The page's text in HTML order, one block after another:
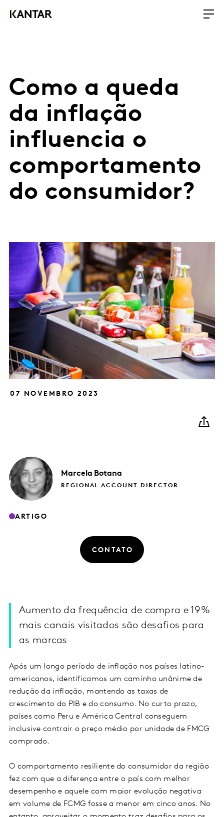
Como a queda
da inflação
influencia o
comportamento
do consumidor?
07 NOVEMBRO 2023
Marcela Botana
REGIONAL ACCOUNT DIRECTOR
ARTIGO
CONTATO
Aumento da frequência de compra e 19%
mais canais visitados são desafios para
as marcas
Após um longo período de inflação nos países latino-
americanos, identificamos um caminho unânime de
redução da inflação, mantendo as taxas de
crescimento do PIB e do consumo. No curto prazo,
países como Peru e América Central conseguem
inclusive contrair o preço médio por unidade de FMCG
comprado.
O comportamento resiliente do consumidor da região
fez com que a diferença entre o país com melhor
desempenho e aquele com maior evolução negativa
em volume de FCMG fosse a menor em cinco anos. No